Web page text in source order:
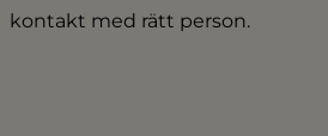
kontakt med rätt person.